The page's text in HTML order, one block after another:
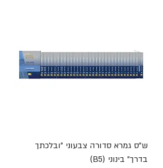
ש"ס גמרא סדורה צבעוני "ובלכתך
בדרך" בינוני (B5)